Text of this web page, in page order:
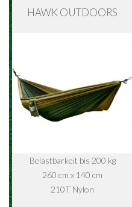
HAWK OUTDOORS
Belastbarkeit bis 200 kg
260 cm x 140 cm
210T Nylon